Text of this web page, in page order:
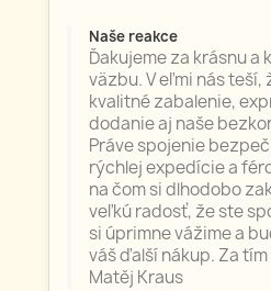
Naše reakce
Ďakujeme za krásnu a
väzbu. V eľmi nás teší,
kvalitné zabalenie,
dodanie aj naše
Práve spojenie
rýchlej expedície a
na čom si dlhodobo
veľkú radosť, že ste
si úprimne vážime a
váš ďalší nákup. Za tím
Matěj Kraus